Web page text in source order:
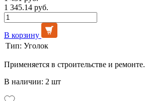
1 345.14 руб.
В корзину
Тип: Уголок
Применяется в строительстве и ремонте.
В наличии: 2 шт